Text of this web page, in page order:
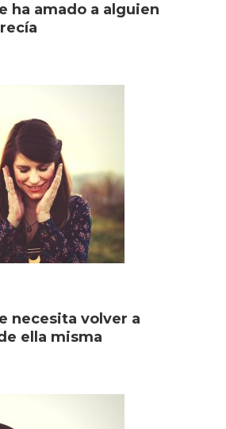
ha amado a alguien
necesita volver a
ella misma